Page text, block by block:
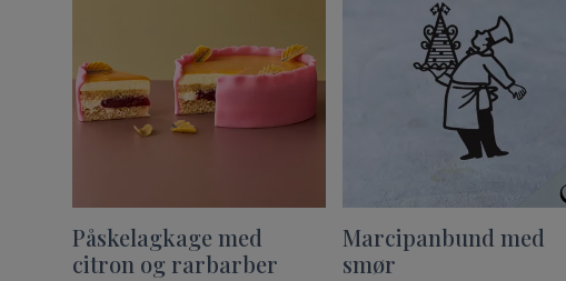
Påskelagkage med
citron og rarbarber
Marcipanbund med
smør